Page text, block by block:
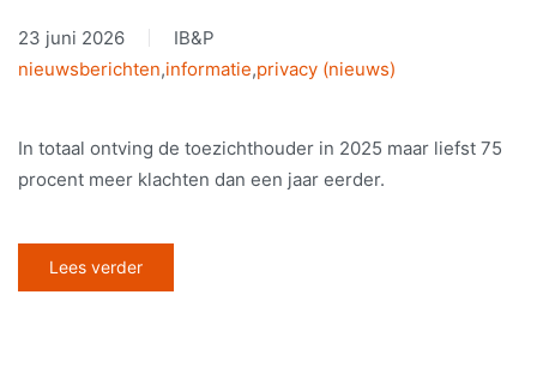
23 juni 2026
IB&P
nieuwsberichten,informatie,privacy (nieuws)
In totaal ontving de toezichthouder in 2025 maar liefst 75
procent meer klachten dan een jaar eerder.
Lees verder